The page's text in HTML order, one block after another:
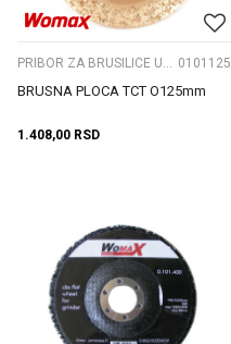
0101125
BRUSNA PLOCA TCT O125mm
1.408,00 RSD